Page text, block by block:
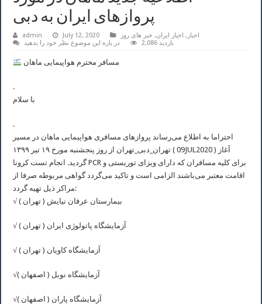
پروازهای ایران به دبی
admin July 12, 2020 اخبار , اخبار ایران, خبر های روز
در باره این موضوع نظر خود را بدهید
2,086 بازدید
مسافر محترم هواپیمایی ماهان
.
با سلام
.
احتراما به اطلاع می‌رساند پروازهای مسافری هواپیمایی ماهان در مسیر
تهران_دبی_تهران از روز پنجشنبه مورخ ۱۹ تیر ۱۳۹۹ ( 09JUL2020 ) آغاز
گردید. انجام تست کرونا PCR برای کلیه مسافران که دارای ویزای توریستی و
اقامت معتبر می‌باشند الزامی است و تاکید می‌گردد گواهی مربوطه صرفا از
مراکز ذیل تهيه گردد:
√ بیمارستان عرفان نیایش ( تهران )
√ آزمایشگاه پاتولوژی ایران ( تهران )
√ آزمایشگاه کاویان ( تهران )
√آزمایشگاه نوبل ( اصفهان )
√آزمایشگاه پاران ( اصفهان )